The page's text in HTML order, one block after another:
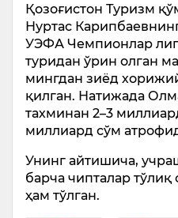
Қозоғистон Туризм
Нуртас
УЭФА Чемпионлар
туридан ўрин олган
мингдан зиёд
қилган. Натижада
тахминан 2–3
миллиард сўм
Унинг айтишича,
барча чипталар тўлиқ
ҳам тўлган.